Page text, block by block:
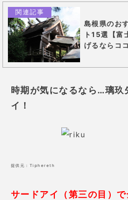
関連記事
島根県のお
ト15選【富
げるならココ
時期が気になるなら…璃玖
イ！
提供元： Tiphereth
サードアイ（第三の目）で